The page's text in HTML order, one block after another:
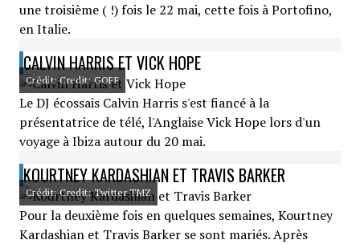
une troisième ( !) fois le 22 mai, cette fois à Portofino,
en Italie.
CALVIN HARRIS ET VICK HOPE
Crédit: Credit: GOFF
Le DJ écossais Calvin Harris s'est fiancé à la
présentatrice de télé, l'Anglaise Vick Hope lors d'un
voyage à Ibiza autour du 20 mai.
KOURTNEY KARDASHIAN ET TRAVIS BARKER
Crédit: Credit: Twitter TMZ
Pour la deuxième fois en quelques semaines, Kourtney
Kardashian et Travis Barker se sont mariés. Après